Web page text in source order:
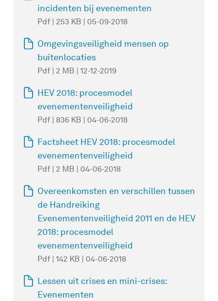
incidenten bij evenementen
Pdf | 253 KB | 05-09-2018
Omgevingsveiligheid mensen op
buitenlocaties
Pdf | 2 MB | 12-12-2019
HEV 2018: procesmodel
evenementenveiligheid
Pdf | 836 KB | 04-06-2018
Factsheet HEV 2018: procesmodel
evenementenveiligheid
Pdf | 2 MB | 04-06-2018
Overeenkomsten en verschillen tussen
de Handreiking
Evenementenveiligheid 2011 en de HEV
2018: procesmodel
evenementenveiligheid
Pdf | 142 KB | 04-06-2018
Lessen uit crises en mini-crises:
Evenementen